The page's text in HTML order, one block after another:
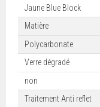
Jaune Blue Block
Matière
Polycarbonate
Verre dégradé
non
Traitement Anti reflet